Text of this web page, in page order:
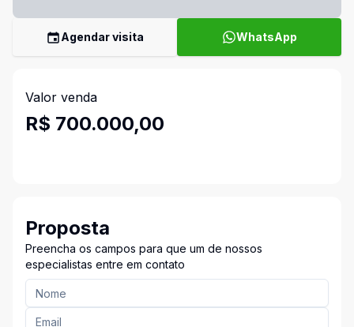
Agendar visita WhatsApp
Valor venda
R$ 700.000,00
Proposta
Preencha os campos para que um de nossos
especialistas entre em contato